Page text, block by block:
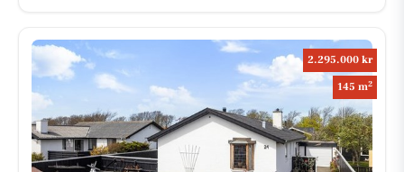
2.295.000 kr
145 m2